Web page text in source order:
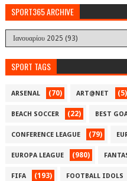
SPORT365 ARCHIVE
SPORT TAGS
ARSENAL (70) ART@NET (5)
BEACH SOCCER (22) BEST
CONFERENCE LEAGUE (79)
EUROPA LEAGUE (980)
FIFA (193) FOOTBALL IDOLS